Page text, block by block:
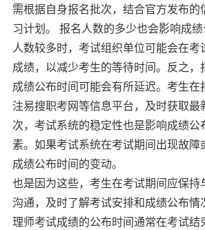
需根据自身报名批次，结合官方发布的
习计划。 报名人数的多少也会影响成
人数较多时，考试组织单位可能会在考
成绩，以减少考生的等待时间。反之，
成绩公布时间可能会有所延迟。考生在
注易搜职考网等信息平台，及时获取最
次，考试系统的稳定性也是影响成绩公
素。如果考试系统在考试期间出现故障
成绩公布时间的变动。
也是因为这些，考生在考试期间应保持
沟通，及时了解考试安排和成绩公布情
理师考试成绩的公布时间通常在考试结